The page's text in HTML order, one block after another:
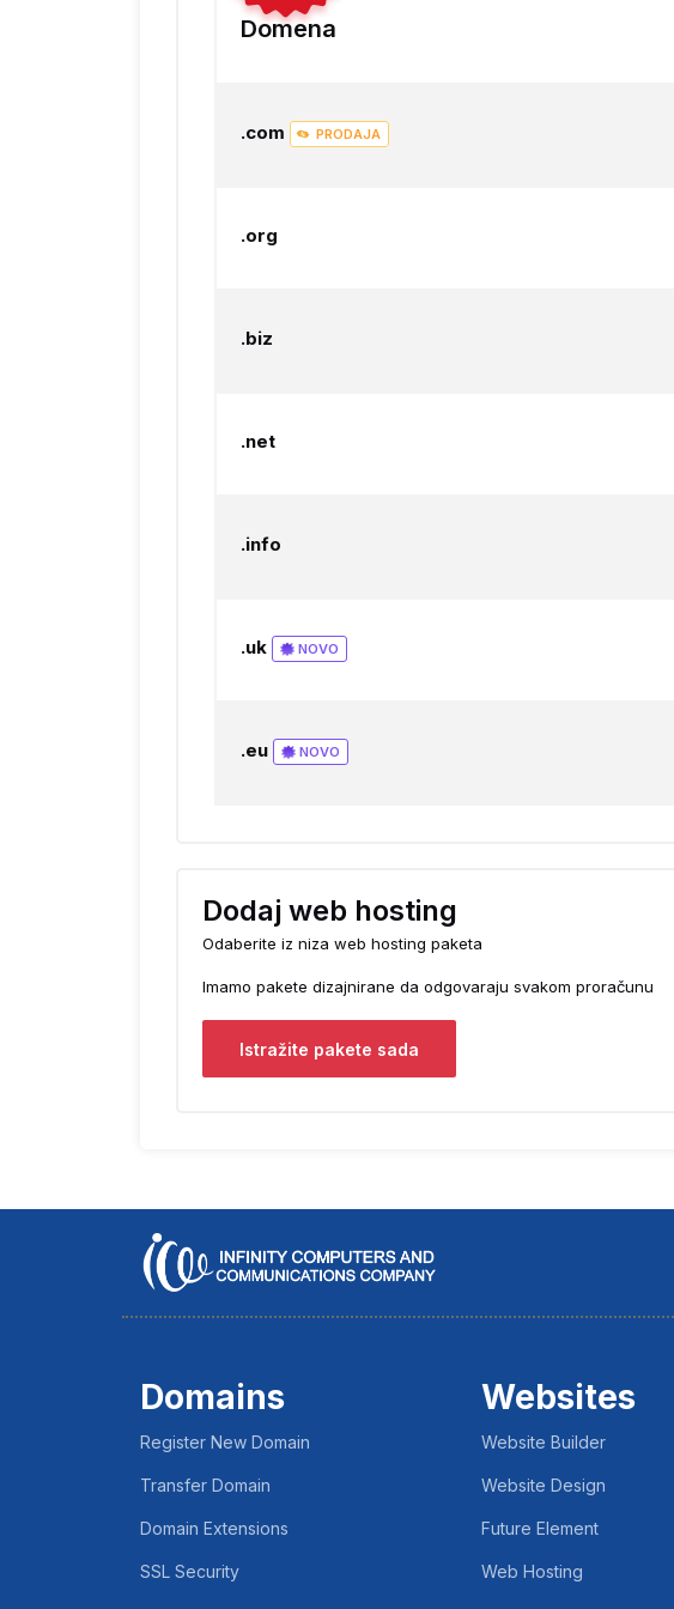
Domena
.com PRODAJA
.org
.biz
.net
.info
.uk NOVO
.eu NOVO
Dodaj web hosting
Odaberite iz niza web hosting paketa
Imamo pakete dizajnirane da odgovaraju svakom proračunu
Istražite pakete sada
Domains
Register New Domain
Transfer Domain
Domain Extensions
SSL Security
Websites
Website Builder
Website Design
Future Element
Web Hosting